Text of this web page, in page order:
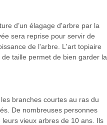
d’un élagage d'arbre par la
sera reprise pour servir de
de l'arbre. L'art topiaire
taille permet de bien garder la
branches courtes au ras du
De nombreuses personnes
vieux arbres de 10 ans. Ils